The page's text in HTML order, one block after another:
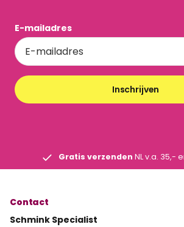
E-mailadres
Inschrijven
Gratis verzenden NL v.a. 35,-
Contact
Schmink Specialist